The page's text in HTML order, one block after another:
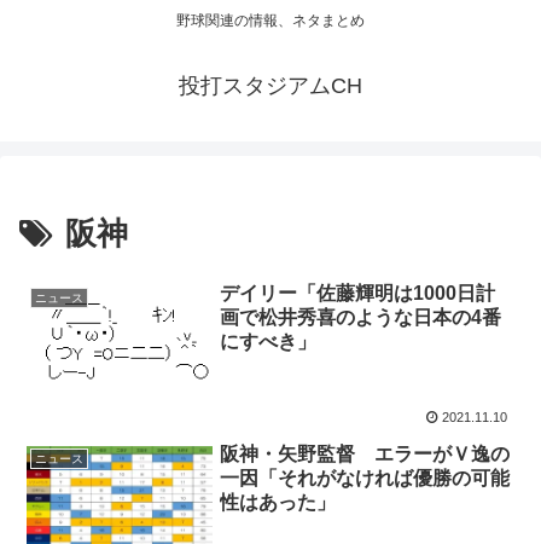
野球関連の情報、ネタまとめ
投打スタジアムCH
阪神
ニュース
デイリー「佐藤輝明は1000日計
画で松井秀喜のような日本の4番
にすべき」
2021.11.10
ニュース
阪神・矢野監督 エラーがＶ逸の
一因「それがなければ優勝の可能
性はあった」